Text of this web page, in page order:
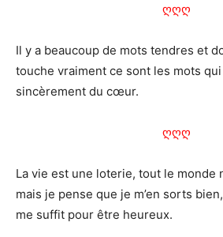
ღღღ
Il y a beaucoup de mots tendres et
touche vraiment ce sont les mots
sincèrement du cœur.
ღღღ
La vie est une loterie, tout le monde
mais je pense que je m’en sorts
me suffit pour être heureux.